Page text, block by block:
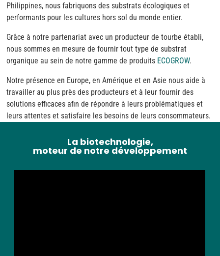
Philippines, nous fabriquons des substrats écologiques et
performants pour les cultures hors sol du monde entier.
Grâce à notre partenariat avec un producteur de tourbe établi,
nous sommes en mesure de fournir tout type de substrat
organique au sein de notre gamme de produits ECOGROW.
Notre présence en Europe, en Amérique et en Asie nous aide à
travailler au plus près des producteurs et à leur fournir des
solutions efficaces afin de répondre à leurs problématiques et
leurs attentes et satisfaire les besoins de leurs consommateurs.
La biotechnologie,
moteur de notre développement